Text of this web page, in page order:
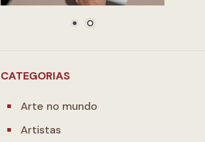
CATEGORIAS
Arte no mundo
Artistas